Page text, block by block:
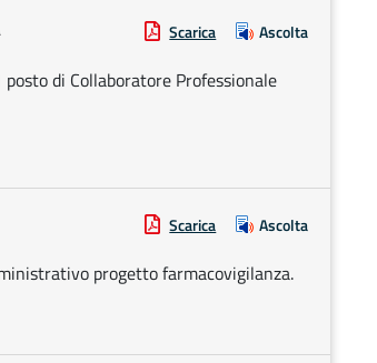
Scarica Ascolta
di Collaboratore Professionale
Scarica Ascolta
progetto farmacovigilanza.